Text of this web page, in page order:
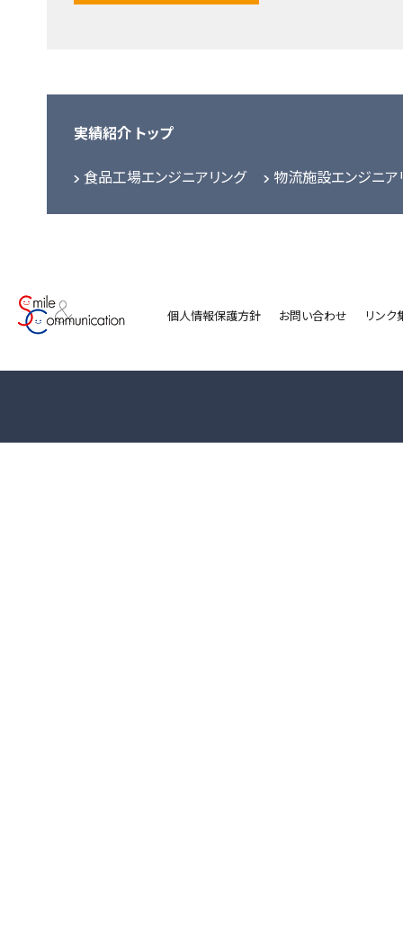
実績紹介 トップ
食品工場エンジニアリング 物流施設エンジニア
個人情報保護方針 お問い合わせ リンク